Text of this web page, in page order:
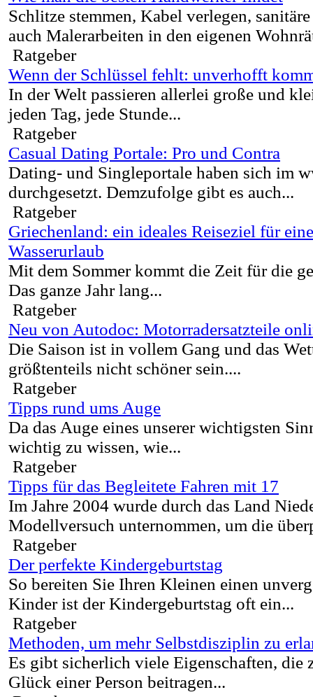
Schlitze stemmen, Kabel verlegen,
auch Malerarbeiten in den eigenen
Ratgeber
Wenn der Schlüssel fehlt: unverhofft
In der Welt passieren allerlei große und
jeden Tag, jede Stunde...
Ratgeber
Casual Dating Portale: Pro und Contra
Dating- und Singleportale haben sich im
durchgesetzt. Demzufolge gibt es auch...
Ratgeber
Griechenland: ein ideales Reiseziel für
Wasserurlaub
Mit dem Sommer kommt die Zeit für die
Das ganze Jahr lang...
Ratgeber
Neu von Autodoc: Motorradersatzteile
Die Saison ist in vollem Gang und das
größtenteils nicht schöner sein....
Ratgeber
Tipps rund ums Auge
Da das Auge eines unserer wichtigsten
wichtig zu wissen, wie...
Ratgeber
Tipps für das Begleitete Fahren mit 17
Im Jahre 2004 wurde durch das Land
Modellversuch unternommen, um die
Ratgeber
Der perfekte Kindergeburtstag
So bereiten Sie Ihren Kleinen einen
Kinder ist der Kindergeburtstag oft ein...
Ratgeber
Methoden, um mehr Selbstdisziplin zu
Es gibt sicherlich viele Eigenschaften, die
Glück einer Person beitragen...